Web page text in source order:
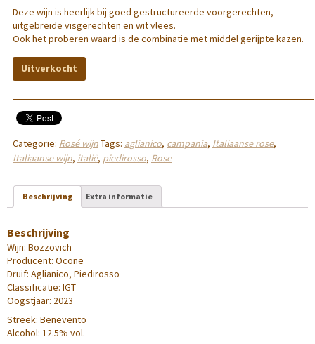
Deze wijn is heerlijk bij goed gestructureerde voorgerechten,
uitgebreide visgerechten en wit vlees.
Ook het proberen waard is de combinatie met middel gerijpte kazen.
Uitverkocht
Categorie: Rosé wijnTags: aglianico, campania, Italiaanse rose,
Italiaanse wijn, italië, piedirosso, Rose
Beschrijving Extra informatie
Beschrijving
Wijn: Bozzovich
Producent: Ocone
Druif: Aglianico, Piedirosso
Classificatie: IGT
Oogstjaar: 2023
Streek: Benevento
Alcohol: 12.5% vol.